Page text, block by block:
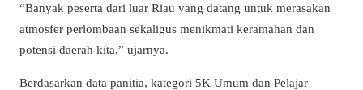
“Banyak peserta dari luar Riau yang datang untuk merasakan
atmosfer perlombaan sekaligus menikmati keramahan dan
potensi daerah kita,” ujarnya.
Berdasarkan data panitia, kategori 5K Umum dan Pelajar